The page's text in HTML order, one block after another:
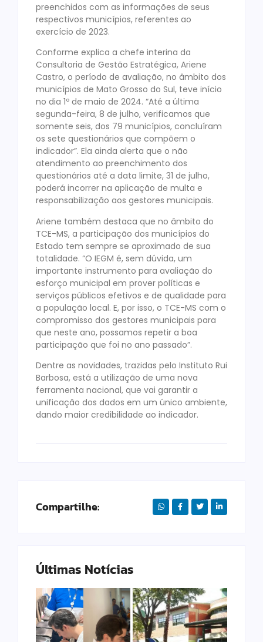
preenchidos com as informações de seus
respectivos municípios, referentes ao
exercício de 2023.
Conforme explica a chefe interina da
Consultoria de Gestão Estratégica, Ariene
Castro, o período de avaliação, no âmbito dos
municípios de Mato Grosso do Sul, teve início
no dia 1º de maio de 2024. “Até a última
segunda-feira, 8 de julho, verificamos que
somente seis, dos 79 municípios, concluíram
os sete questionários que compõem o
indicador”. Ela ainda alerta que o não
atendimento ao preenchimento dos
questionários até a data limite, 31 de julho,
poderá incorrer na aplicação de multa e
responsabilização aos gestores municipais.
Ariene também destaca que no âmbito do
TCE-MS, a participação dos municípios do
Estado tem sempre se aproximado de sua
totalidade. “O IEGM é, sem dúvida, um
importante instrumento para avaliação do
esforço municipal em prover políticas e
serviços públicos efetivos e de qualidade para
a população local. E, por isso, o TCE-MS com o
compromisso dos gestores municipais para
que neste ano, possamos repetir a boa
participação que foi no ano passado”.
Dentre as novidades, trazidas pelo Instituto Rui
Barbosa, está a utilização de uma nova
ferramenta nacional, que vai garantir a
unificação dos dados em um único ambiente,
dando maior credibilidade ao indicador.
Compartilhe:
Últimas Notícias